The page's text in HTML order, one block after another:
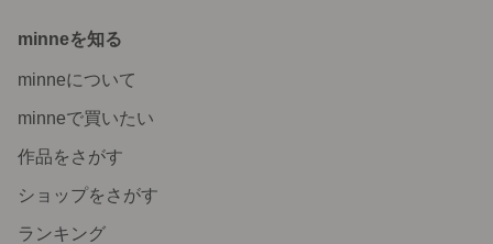
minneを知る
minneについて
minneで買いたい
作品をさがす
ショップをさがす
ランキング